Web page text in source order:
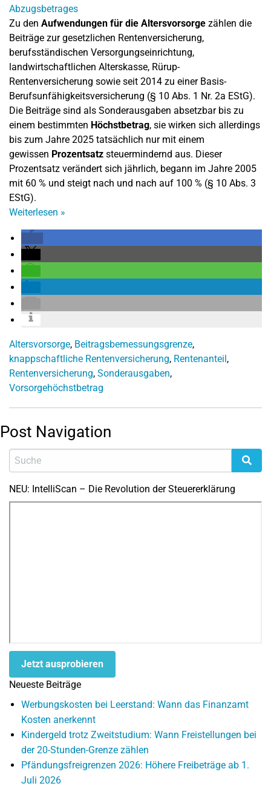
Zu den Aufwendungen für die Altersvorsorge zählen die
Beiträge zur gesetzlichen Rentenversicherung,
berufsständischen Versorgungseinrichtung,
landwirtschaftlichen Alterskasse, Rürup-
Rentenversicherung sowie seit 2014 zu einer Basis-
Berufsunfähigkeitsversicherung (§ 10 Abs. 1 Nr. 2a EStG).
Die Beiträge sind als Sonderausgaben absetzbar bis zu
einem bestimmten Höchstbetrag, sie wirken sich allerdings
bis zum Jahre 2025 tatsächlich nur mit einem
gewissen Prozentsatz steuermindernd aus. Dieser
Prozentsatz verändert sich jährlich, begann im Jahre 2005
mit 60 % und steigt nach und nach auf 100 % (§ 10 Abs. 3
EStG).
Weiterlesen »
Altersvorsorge, Beitragsbemessungsgrenze,
knappschaftliche Rentenversicherung, Rentenanteil,
Rentenversicherung, Sonderausgaben,
Vorsorgehöchstbetrag
Post Navigation
NEU: IntelliScan – Die Revolution der Steuererklärung
Jetzt ausprobieren
Neueste Beiträge
Werbungskosten bei Leerstand: Wann das Finanzamt
Kosten anerkennt
Kindergeld trotz Zweitstudium: Wann Freistellungen bei
der 20-Stunden-Grenze zählen
Pfändungsfreigrenzen 2026: Höhere Freibeträge ab 1.
Juli 2026